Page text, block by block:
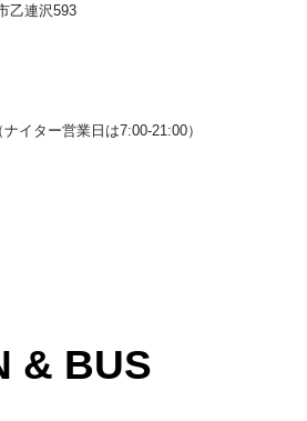
乙連沢593
イター営業日は7:00-21:00）
& BUS